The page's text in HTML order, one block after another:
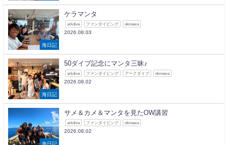
海日記
ケラマンタ
arkdive ファンダイビング okinawa
2026.08.03
海日記
50ダイブ記念にマンタ三昧♪
arkdive ファンダイビング アークダイブ okinawa
2026.08.02
海日記
サメ＆カメ＆マンタを見たOW講習
arkdive ファンダイビング okinawa
2026.08.02